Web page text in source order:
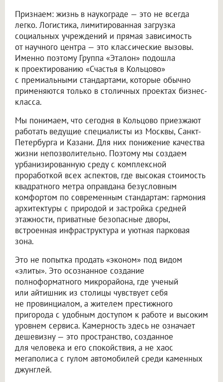
Признаем: жизнь в наукограде — это не всегда
легко. Логистика, лимитированная загрузка
социальных учреждений и прямая зависимость
от научного центра — это классические вызовы.
Именно поэтому Группа «Эталон» подошла
к проектированию «Счастья в Кольцово»
с премиальными стандартами, которые обычно
применяются только в столичных проектах бизнес-
класса.
Мы понимаем, что сегодня в Кольцово приезжают
работать ведущие специалисты из Москвы, Санкт-
Петербурга и Казани. Для них понижение качества
жизни непозволительно. Поэтому мы создаем
урбанизированную среду с комплексной
проработкой всех аспектов, где высокая стоимость
квадратного метра оправдана безусловным
комфортом по современным стандартам: гармония
архитектуры с природой и застройка средней
этажности, приватные безопасные дворы,
встроенная инфраструктура и уютная парковая
зона.
Это не попытка продать «эконом» под видом
«элиты». Это осознанное создание
полноформатного микрорайона, где ученый
или айтишник из столицы чувствует себя
не провинциалом, а жителем престижного
пригорода с удобным доступом к работе и высоким
уровнем сервиса. Камерность здесь не означает
дешевизну — это пространство, созданное
для человека и его спокойствия, а не хаос
мегаполиса с гулом автомобилей среди каменных
джунглей.